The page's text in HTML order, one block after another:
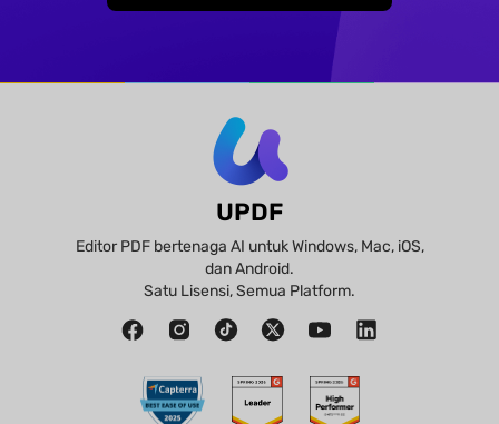
UPDF
Editor PDF bertenaga AI untuk Windows, Mac, iOS,
dan Android.
Satu Lisensi, Semua Platform.